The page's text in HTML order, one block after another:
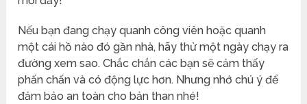
Nếu bạn đang chạy quanh công viên hoặc quanh
một cái hồ nào đó gần nhà, hãy thử một ngày chạy ra
đường xem sao. Chắc chắn các bạn sẽ cảm thấy
phấn chấn và có động lực hơn. Nhưng nhớ chú ý để
đảm bảo an toàn cho bản than nhé!